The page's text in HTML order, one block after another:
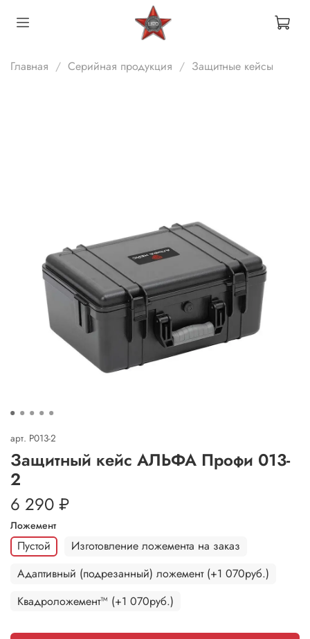
Главная Серийная продукция Защитные кейсы
арт. P013-2
Защитный кейс АЛЬФА Профи 013-
2
6 290 ₽
Ложемент
Пустой
Изготовление ложемента на заказ
Адаптивный (подрезанный) ложемент (+1 070руб.)
Квадроложемент™ (+1 070руб.)